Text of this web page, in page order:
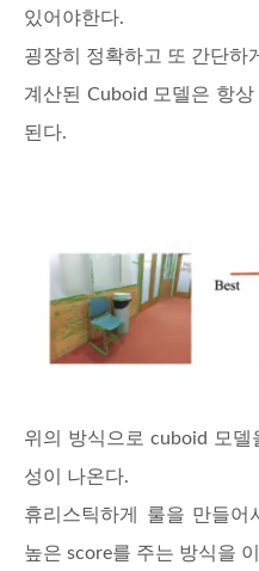
있어야한다.
굉장히 정확하고 또 간단하
계산된 Cuboid 모델은 항
된다.
위의 방식으로 cuboid 모
성이 나온다.
휴리스틱하게 룰을 만들
높은 score를 주는 방식을